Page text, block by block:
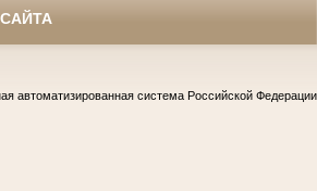
автоматизированная система Российской